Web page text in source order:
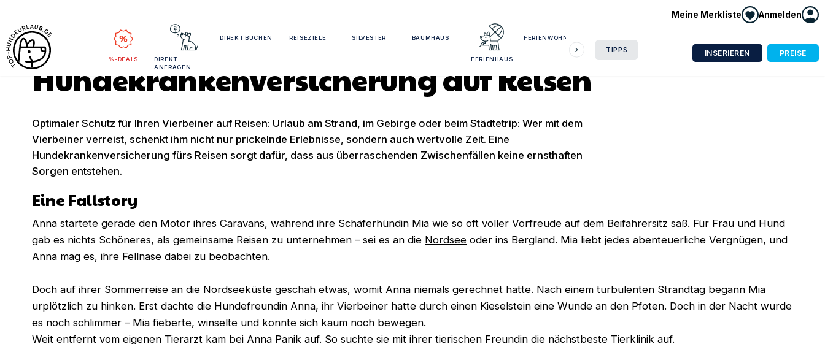
Meine Merkliste Anmelden
%-DEALS
DIREKT
ANFRAGEN
DIREKT BUCHEN REISEZIELE SILVESTER BAUMHAUS
FERIENHAUS
FERIENWOHNUNG
TIPPS INSERIEREN PREISE
Optimaler Schutz durch eine
Hundekrankenversicherung auf Reisen
Optimaler Schutz für Ihren Vierbeiner auf Reisen: Urlaub am Strand, im Gebirge oder beim Städtetrip: Wer mit dem
Vierbeiner verreist, schenkt ihm nicht nur prickelnde Erlebnisse, sondern auch wertvolle Zeit. Eine
Hundekrankenversicherung fürs Reisen sorgt dafür, dass aus überraschenden Zwischenfällen keine ernsthaften
Sorgen entstehen.
Eine Fallstory
Anna startete gerade den Motor ihres Caravans, während ihre Schäferhündin Mia wie so oft voller Vorfreude auf dem Beifahrersitz saß. Für Frau und Hund
gab es nichts Schöneres, als gemeinsame Reisen zu unternehmen – sei es an die Nordsee oder ins Bergland. Mia liebt jedes abenteuerliche Vergnügen, und
Anna mag es, ihre Fellnase dabei zu beobachten.
Doch auf ihrer Sommerreise an die Nordseeküste geschah etwas, womit Anna niemals gerechnet hatte. Nach einem turbulenten Strandtag begann Mia
urplötzlich zu hinken. Erst dachte die Hundefreundin Anna, ihr Vierbeiner hatte durch einen Kieselstein eine Wunde an den Pfoten. Doch in der Nacht wurde
es noch schlimmer – Mia fieberte, winselte und konnte sich kaum noch bewegen.
Weit entfernt vom eigenen Tierarzt kam bei Anna Panik auf. So suchte sie mit ihrer tierischen Freundin die nächstbeste Tierklinik auf.